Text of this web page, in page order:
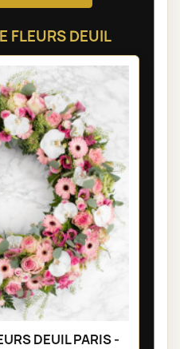
FLEURS DEUIL
DEUIL PARIS -